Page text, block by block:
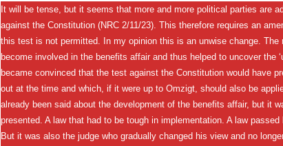
It will be tense, but it seems that more and more political parties are
against the Constitution (NRC 2/11/23). This therefore requires an
this test is not permitted. In my opinion this is an unwise change. The
become involved in the benefits affair and thus helped to uncover the
became convinced that the test against the Constitution would have
out at the time and which, if it were up to Omzigt, should also be
already been said about the development of the benefits affair, but it
presented. A law that had to be tough in implementation. A law
But it was also the judge who gradually changed his view and no